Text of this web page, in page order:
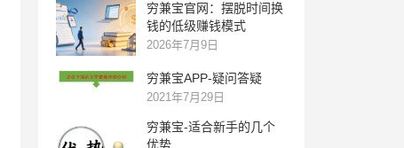
穷兼宝官网：摆脱时间换
钱的低级赚钱模式
2026年7月9日
穷兼宝APP-疑问答疑
2021年7月29日
穷兼宝-适合新手的几个
优势